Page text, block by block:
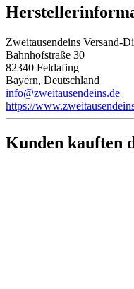
Zweitausendeins Versand-
Bahnhofstraße 30
82340 Feldafing
Bayern, Deutschland
info@zweitausendeins.de
https://
Kunden kauften